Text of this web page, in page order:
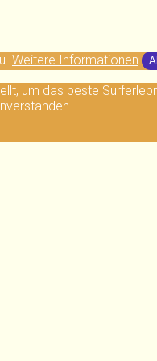
Weitere Informationen
um das beste